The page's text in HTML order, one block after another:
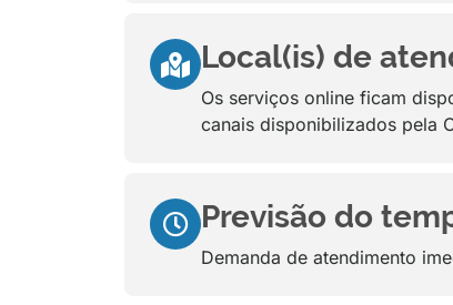
Local(is) de
Os serviços online ficam
canais disponibilizados pela
Previsão do
Demanda de atendimento